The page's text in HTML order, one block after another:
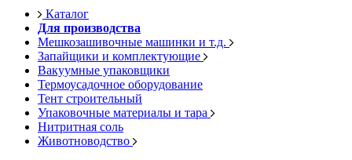
Каталог
Для производства
Мешкозашивочные машинки и т.д.
Запайщики и комплектующие
Вакуумные упаковщики
Термоусадочное оборудование
Тент строительный
Упаковочные материалы и тара
Нитритная соль
Животноводство